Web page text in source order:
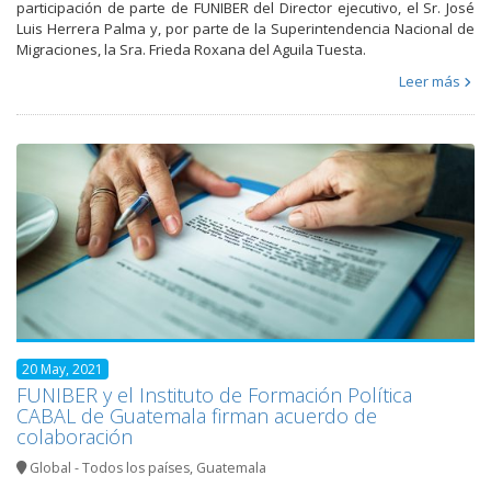
participación de parte de FUNIBER del Director ejecutivo, el Sr. José
Luis Herrera Palma y, por parte de la Superintendencia Nacional de
Migraciones, la Sra. Frieda Roxana del Aguila Tuesta.
Leer más
20 May, 2021
FUNIBER y el Instituto de Formación Política
CABAL de Guatemala firman acuerdo de
colaboración
Global - Todos los países, Guatemala